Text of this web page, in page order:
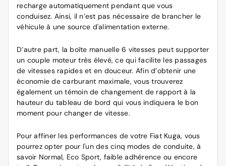
recharge automatiquement pendant que vous
conduisez. Ainsi, il n’est pas nécessaire de brancher le
véhicule à une source d'alimentation externe.
D’autre part, la boîte manuelle 6 vitesses peut supporter
un couple moteur très élevé, ce qui facilite les passages
de vitesses rapides et en douceur. Afin d’obtenir une
économie de carburant maximale, vous trouverez
également un témoin de changement de rapport à la
hauteur du tableau de bord qui vous indiquera le bon
moment pour changer de vitesse.
Pour affiner les performances de votre Fiat Kuga, vous
pourrez opter pour l'un des cinq modes de conduite, à
savoir Normal, Eco Sport, faible adhérence ou encore